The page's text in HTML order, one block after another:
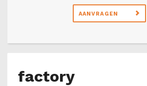
AANVRAGEN
factory